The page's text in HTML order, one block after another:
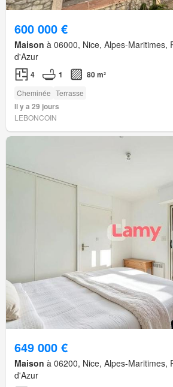
600 000 €
Maison à 06000, Nice, Alpes-Maritimes,
d'Azur
4 1 80 m²
Cheminée Terrasse
Il y a 29 jours
LEBONCOIN
649 000 €
Maison à 06200, Nice, Alpes-Maritimes,
d'Azur